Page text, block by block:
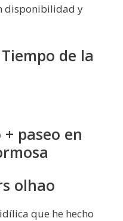
disponibilidad y
de la
paseo en
olhao
que he hecho